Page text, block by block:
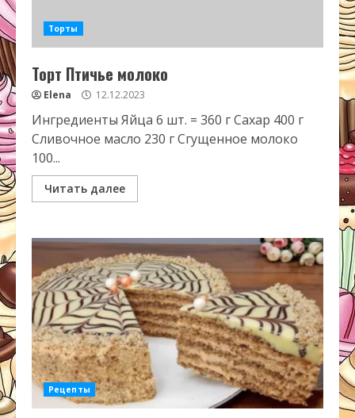
Торты
Торт Птичье молоко
Elena 12.12.2023
Ингредиенты Яйца 6 шт. = 360 г Сахар 400 г
Сливочное масло 230 г Сгущенное молоко
100...
Читать далее
Рецепты